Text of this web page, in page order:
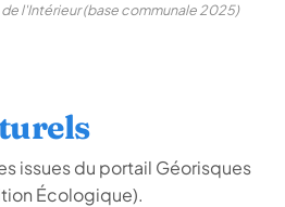
l'Intérieur (base communale 2025)
issues du portail Géorisques
Écologique).